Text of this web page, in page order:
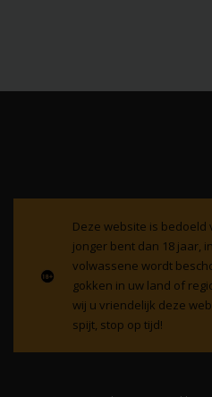
Deze website is
jonger bent dan 18 jaar,
volwassene wordt
gokken in uw land of
wij u vriendelijk deze
spijt, stop op tijd!